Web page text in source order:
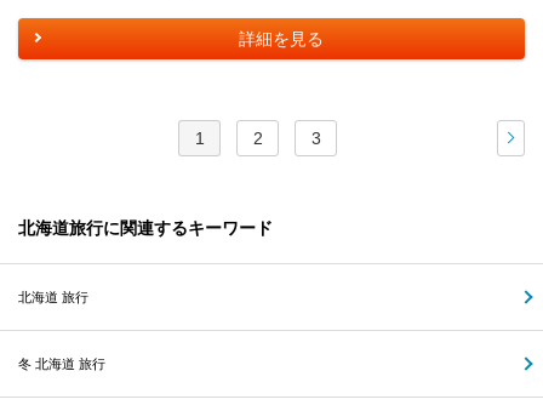
詳細を見る
1 2 3
北海道旅行に関連するキーワード
北海道 旅行
冬 北海道 旅行